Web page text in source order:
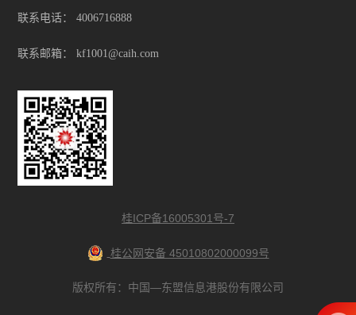
联系电话： 4006716888
联系邮箱： kf1001@caih.com
桂ICP备16005301号-7
桂公网安备 45010802000099号
版权所有：中国—东盟信息港股份有限公司